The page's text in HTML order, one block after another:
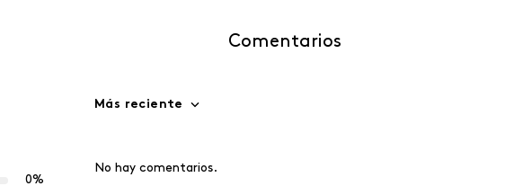
Comentarios
0%
Más reciente
No hay comentarios.